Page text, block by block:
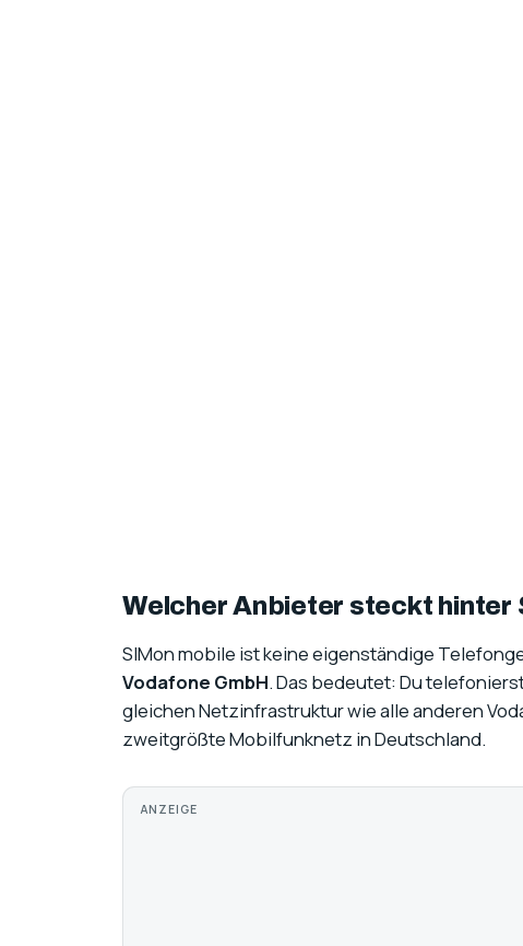
Welcher Anbieter steckt hinter
SIMon mobile ist keine eigenständige
Vodafone GmbH. Das bedeutet: Du
gleichen Netzinfrastruktur wie alle anderen
zweitgrößte Mobilfunknetz in Deutschland.
ANZEIGE